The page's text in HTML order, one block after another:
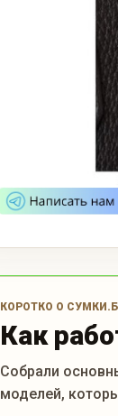
КОРОТКО О
Как
Собрали
моделей,